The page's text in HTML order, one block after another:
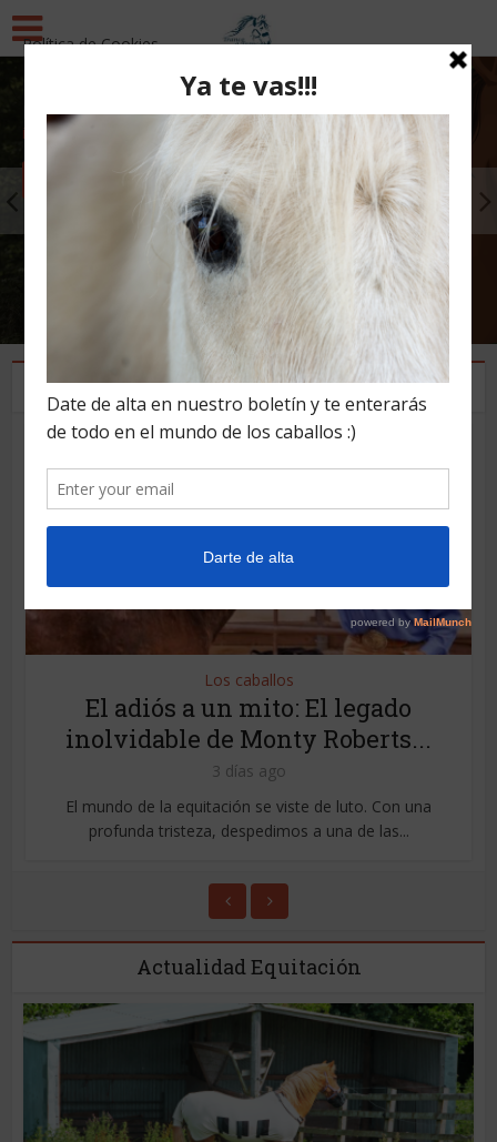
Actualidad Equitación
Quién es quién en la
Doma Natural: Guía
Completa de Referentes,
Historia y Metodologías
1 día ago
Los caballos
Los caballos
El adiós a un mito: El legado
inolvidable de Monty Roberts...
3 días ago
El mundo de la equitación se viste de luto. Con una
profunda tristeza, despedimos a una de las...
Actualidad Equitación
Política de Cookies
Esta página utiliza cookies y otras tecnologías para que
información.